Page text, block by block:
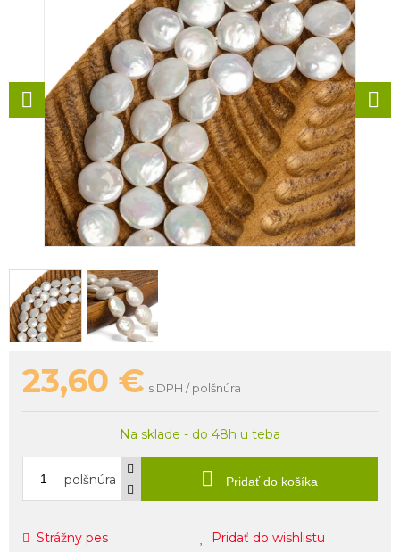
23,60 € s DPH / polšnúra
Na sklade - do 48h u teba
polšnúra Pridať do košíka
Strážny pes Pridať do wishlistu